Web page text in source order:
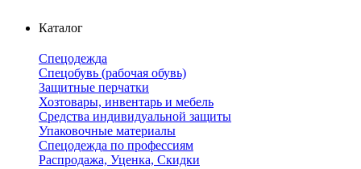
Каталог
Спецодежда
Спецобувь (рабочая обувь)
Защитные перчатки
Хозтовары, инвентарь и мебель
Средства индивидуальной защиты
Упаковочные материалы
Спецодежда по профессиям
Распродажа, Уценка, Скидки